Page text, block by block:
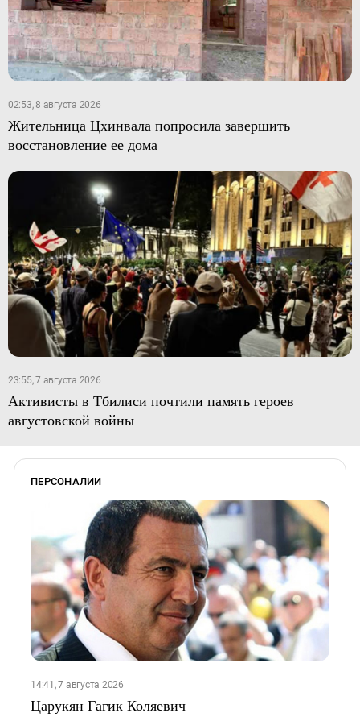
02:53, 8 августа 2026
Жительница Цхинвала попросила завершить
восстановление ее дома
23:55, 7 августа 2026
Активисты в Тбилиси почтили память героев
августовской войны
ПЕРСОНАЛИИ
14:41, 7 августа 2026
Царукян Гагик Коляевич